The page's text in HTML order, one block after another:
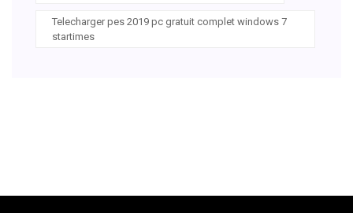
Telecharger pes 2019 pc gratuit complet windows 7
startimes